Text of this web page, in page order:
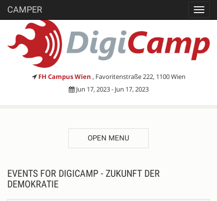
CAMPER
FH Campus Wien , Favoritenstraße 222, 1100 Wien
Jun 17, 2023 - Jun 17, 2023
OPEN MENU
EVENTS FOR DIGICAMP - ZUKUNFT DER
DEMOKRATIE